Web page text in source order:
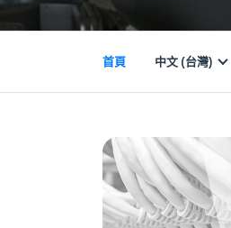
首頁 中文 (台灣)